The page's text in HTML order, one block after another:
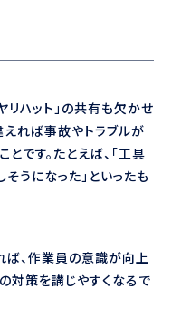
リハット」の共有も欠かせ
えれば事故やトラブルが
です。たとえば、「工具
うになった」といったも
ば、作業員の意識が向上
対策を講じやすくなるで